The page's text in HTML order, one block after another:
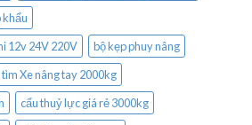
khẩu
12v 24V 220V
bộ kẹp phuy nâng
Xe nâng tay 2000kg
cẩu thuỷ lực giá rẻ 3000kg